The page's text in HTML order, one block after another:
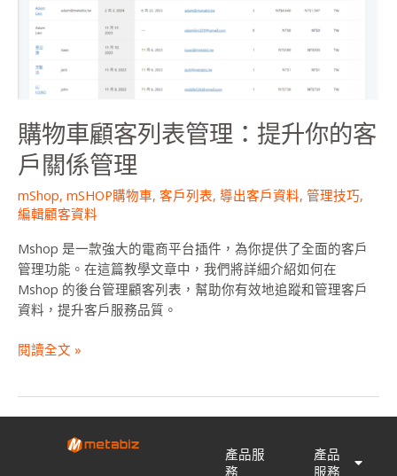
購物車顧客列表管理：提升你的客
戶關係管理
mShop, mSHOP購物車, 客戶列表, 導出客戶資料, 管理技巧,
編輯顧客資料
Mshop 是一款強大的電商平台插件，為你提供了全面的客戶
管理功能。在這篇教學文章中，我們將詳細介紹如何在
Mshop 的後台管理顧客列表，幫助你有效地追蹤和管理客戶
資料，提升客戶服務品質。
理：
你
的
客
戶
關
管
理
閱讀全文 »
產品服
務
產品
服務